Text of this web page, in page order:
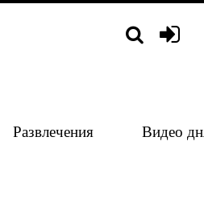
Развлечения Видео